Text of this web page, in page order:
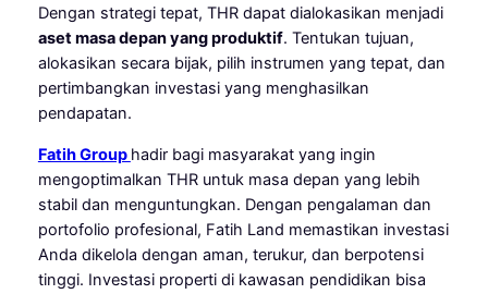
Dengan strategi tepat, THR dapat dialokasikan menjadi
aset masa depan yang produktif. Tentukan tujuan,
alokasikan secara bijak, pilih instrumen yang tepat, dan
pertimbangkan investasi yang menghasilkan
pendapatan.
Fatih Group hadir bagi masyarakat yang ingin
mengoptimalkan THR untuk masa depan yang lebih
stabil dan menguntungkan. Dengan pengalaman dan
portofolio profesional, Fatih Land memastikan investasi
Anda dikelola dengan aman, terukur, dan berpotensi
tinggi. Investasi properti di kawasan pendidikan bisa